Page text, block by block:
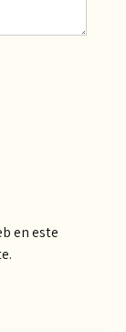
en este